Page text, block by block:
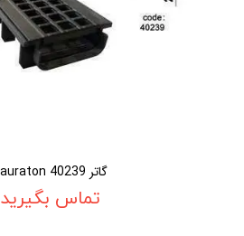
گاتر 40239 hauraton
تماس بگیرید